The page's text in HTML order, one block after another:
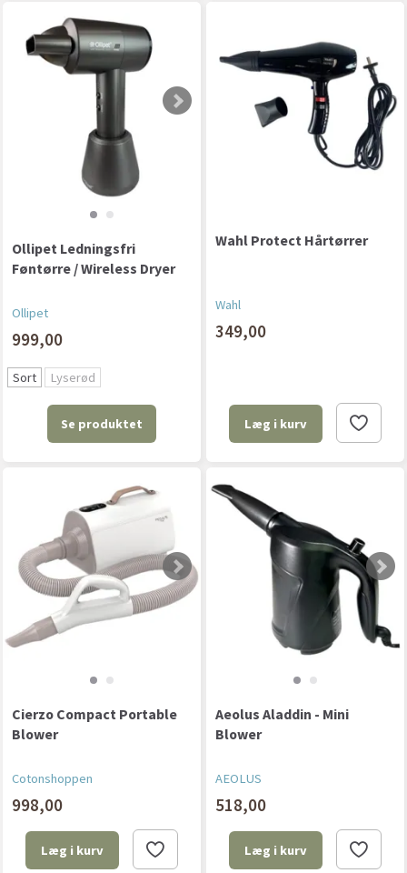
Ollipet Ledningsfri
Føntørre / Wireless Dryer
Ollipet
999,00
Sort Lyserød
Se produktet
Wahl Protect Hårtørrer
Wahl
349,00
Læg i kurv
Cierzo Compact Portable
Blower
Cotonshoppen
998,00
Læg i kurv
Aeolus Aladdin - Mini
Blower
AEOLUS
518,00
Læg i kurv